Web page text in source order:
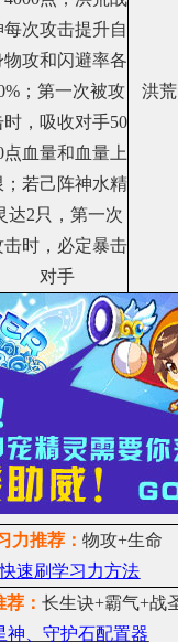
每次攻击提升自
物攻和闪避率各
；第一次被攻
时，吸收对手50
点血量和血量上
；若己阵神水精
达2只，第一次
击时，必定暴击
对手
洪
力推荐： 物攻+生命
快速刷学习力方法
荐：长生诀+霸气+战
神、守护石配置器